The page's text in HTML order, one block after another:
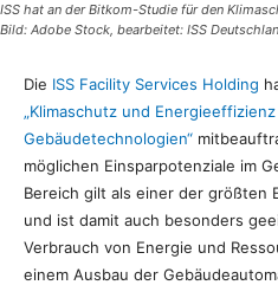
ISS hat an der Bitkom-Studie für den
Bild: Adobe Stock, bearbeitet: ISS
Die ISS Facility Services Holding
„Klimaschutz und
Gebäudetechnologien“
möglichen Einsparpotenziale im
Bereich gilt als einer der größten
und ist damit auch besonders
Verbrauch von Energie und
einem Ausbau der